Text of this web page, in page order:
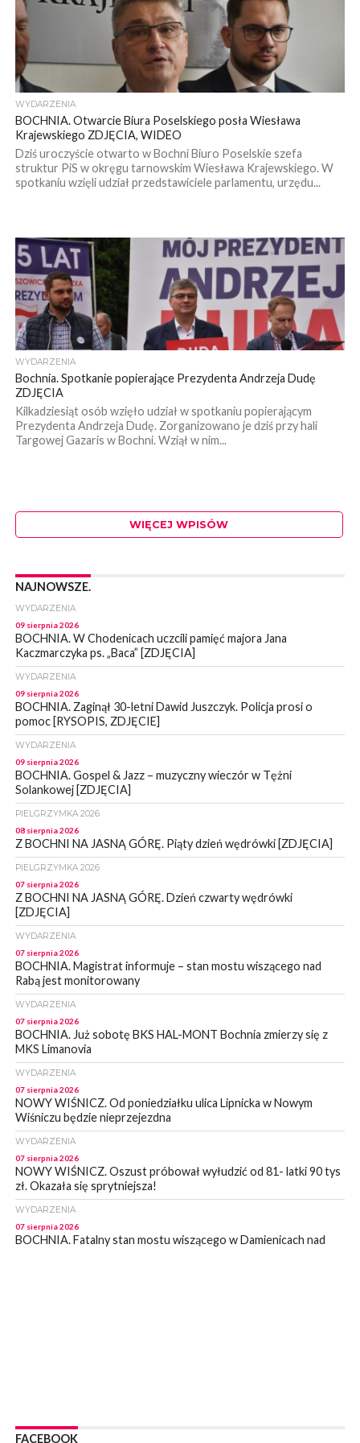
WYDARZENIA
BOCHNIA. Otwarcie Biura Poselskiego posła Wiesława
Krajewskiego ZDJĘCIA, WIDEO
Dziś uroczyście otwarto w Bochni Biuro Poselskie szefa
struktur PiS w okręgu tarnowskim Wiesława Krajewskiego. W
spotkaniu wzięli udział przedstawiciele parlamentu, urzędu...
WYDARZENIA
Bochnia. Spotkanie popierające Prezydenta Andrzeja Dudę
ZDJĘCIA
Kilkadziesiąt osób wzięło udział w spotkaniu popierającym
Prezydenta Andrzeja Dudę. Zorganizowano je dziś przy hali
Targowej Gazaris w Bochni. Wziął w nim...
WIĘCEJ WPISÓW
NAJNOWSZE.
WYDARZENIA
09 sierpnia 2026
BOCHNIA. W Chodenicach uczcili pamięć majora Jana
Kaczmarczyka ps. „Baca” [ZDJĘCIA]
WYDARZENIA
09 sierpnia 2026
BOCHNIA. Zaginął 30-letni Dawid Juszczyk. Policja prosi o
pomoc [RYSOPIS, ZDJĘCIE]
WYDARZENIA
09 sierpnia 2026
BOCHNIA. Gospel & Jazz – muzyczny wieczór w Tężni
Solankowej [ZDJĘCIA]
PIELGRZYMKA 2026
08 sierpnia 2026
Z BOCHNI NA JASNĄ GÓRĘ. Piąty dzień wędrówki [ZDJĘCIA]
PIELGRZYMKA 2026
07 sierpnia 2026
Z BOCHNI NA JASNĄ GÓRĘ. Dzień czwarty wędrówki
[ZDJĘCIA]
WYDARZENIA
07 sierpnia 2026
BOCHNIA. Magistrat informuje – stan mostu wiszącego nad
Rabą jest monitorowany
WYDARZENIA
07 sierpnia 2026
BOCHNIA. Już sobotę BKS HAL-MONT Bochnia zmierzy się z
MKS Limanovia
WYDARZENIA
07 sierpnia 2026
NOWY WIŚNICZ. Od poniedziałku ulica Lipnicka w Nowym
Wiśniczu będzie nieprzejezdna
WYDARZENIA
07 sierpnia 2026
NOWY WIŚNICZ. Oszust próbował wyłudzić od 81- latki 90 tys
zł. Okazała się sprytniejsza!
WYDARZENIA
07 sierpnia 2026
BOCHNIA. Fatalny stan mostu wiszącego w Damienicach nad
06 sierpnia 2026
FACEBOOK